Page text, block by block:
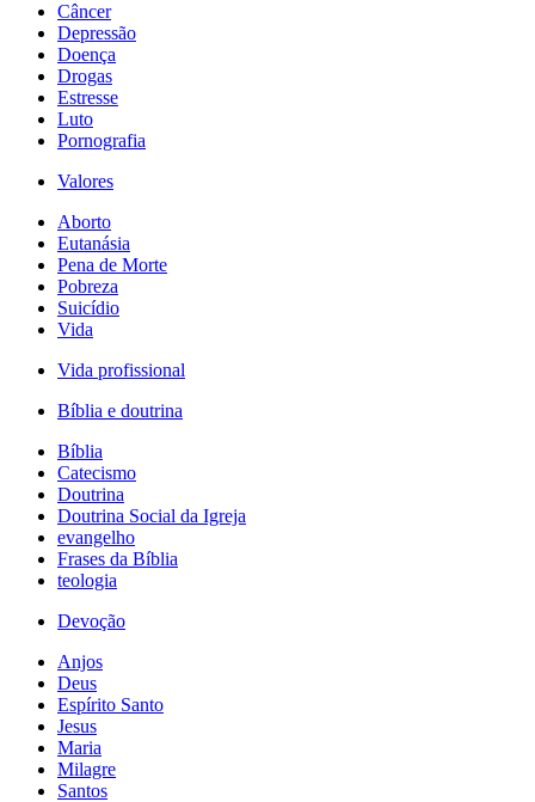
Câncer
Depressão
Doença
Drogas
Estresse
Luto
Pornografia
Valores
Aborto
Eutanásia
Pena de Morte
Pobreza
Suicídio
Vida
Vida profissional
Bíblia e doutrina
Bíblia
Catecismo
Doutrina
Doutrina Social da Igreja
evangelho
Frases da Bíblia
teologia
Devoção
Anjos
Deus
Espírito Santo
Jesus
Maria
Milagre
Santos